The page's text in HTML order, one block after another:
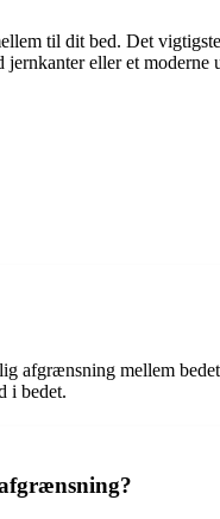
til dit bed. Det
eller et
afgrænsning mellem
i bedet.